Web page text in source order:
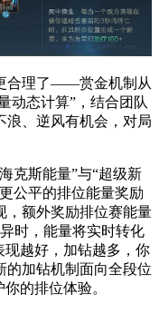
合理了——赏金机制从
动态计算”，结合团队
浪、逆风有机会，对局
斯能量”与“超级新
公平的排位能量奖励
，额外奖励排位赛能量
时，能量将实时转化
现越好，加钻越多，你
的加钻机制面向全段位
的排位体验。